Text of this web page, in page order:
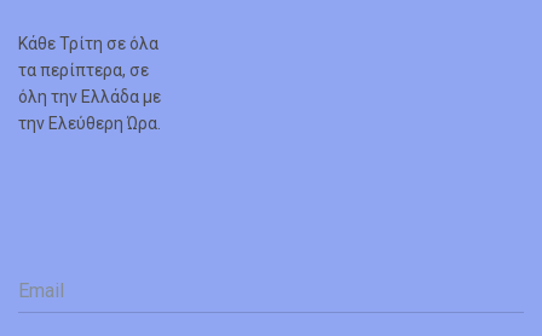
Κάθε Τρίτη σε όλα
τα περίπτερα, σε
όλη την Ελλάδα με
την Ελεύθερη Ώρα.
Email
*